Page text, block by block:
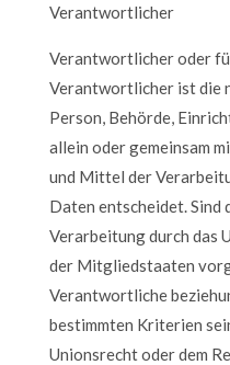
Verantwortlicher
Verantwortlicher oder
Verantwortlicher ist die
Person, Behörde,
allein oder gemeinsam
und Mittel der
Daten entscheidet. Sind
Verarbeitung durch das
der Mitgliedstaaten
Verantwortliche
bestimmten Kriterien
Unionsrecht oder dem